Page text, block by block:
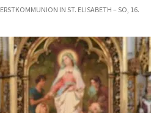
ERSTKOMMUNION IN ST. ELISABETH – SO, 16.